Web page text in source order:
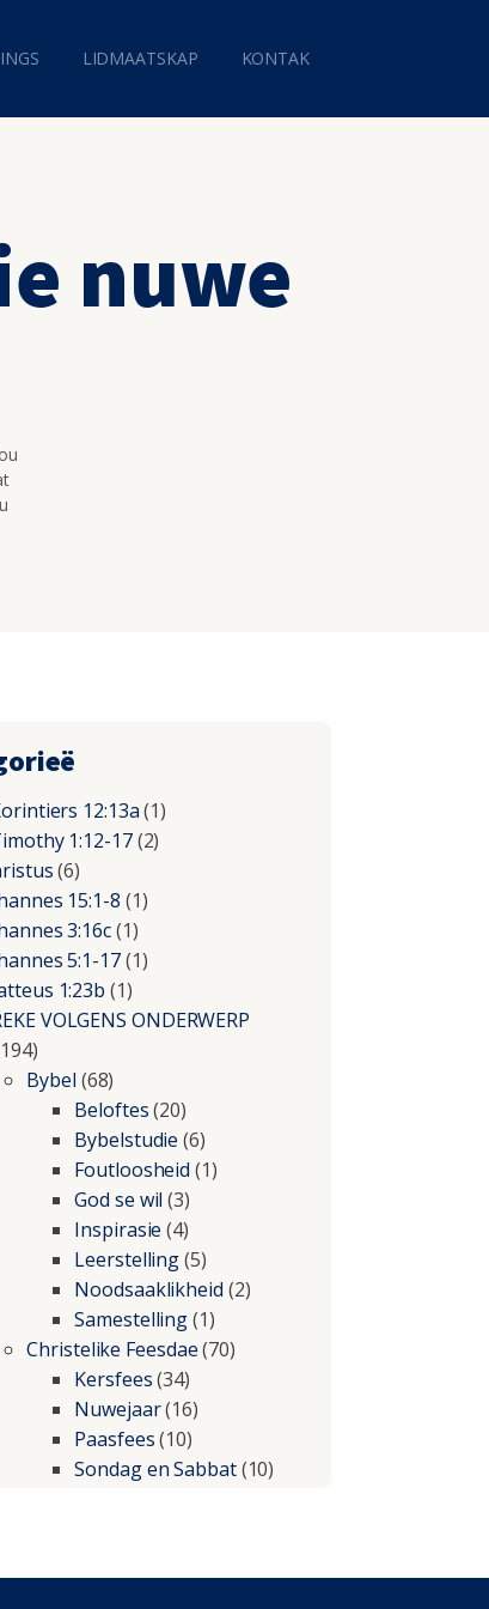
LIDMAATSKAP KONTAK
nuwe
12:13a(1)
1:12-17(2)
(6)
15:1-8 (1)
3:16c(1)
5:1-17(1)
1:23b (1)
VOLGENS ONDERWERP
Bybel (68)
Beloftes(20)
Bybelstudie (6)
Foutloosheid (1)
God se wil (3)
Inspirasie (4)
Leerstelling(5)
Noodsaaklikheid (2)
Samestelling(1)
Christelike Feesdae(70)
Kersfees(34)
Nuwejaar(16)
Paasfees(10)
Sondag en Sabbat(10)